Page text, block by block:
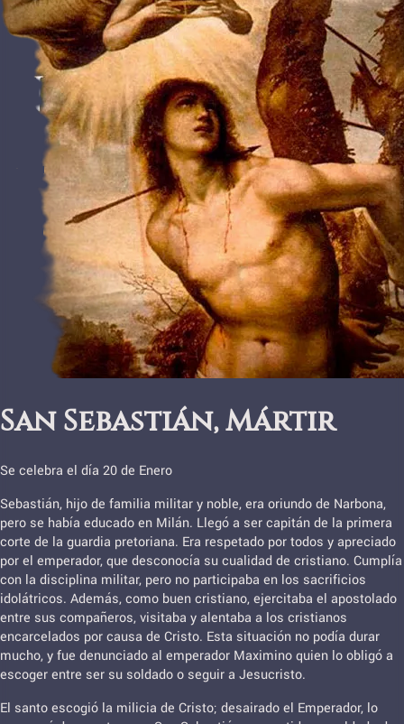
San Sebastián, Mártir
Se celebra el día 20 de Enero
Sebastián, hijo de familia militar y noble, era oriundo de Narbona,
pero se había educado en Milán. Llegó a ser capitán de la primera
corte de la guardia pretoriana. Era respetado por todos y apreciado
por el emperador, que desconocía su cualidad de cristiano. Cumplía
con la disciplina militar, pero no participaba en los sacrificios
idolátricos. Además, como buen cristiano, ejercitaba el apostolado
entre sus compañeros, visitaba y alentaba a los cristianos
encarcelados por causa de Cristo. Esta situación no podía durar
mucho, y fue denunciado al emperador Maximino quien lo obligó a
escoger entre ser su soldado o seguir a Jesucristo.
El santo escogió la milicia de Cristo; desairado el Emperador, lo